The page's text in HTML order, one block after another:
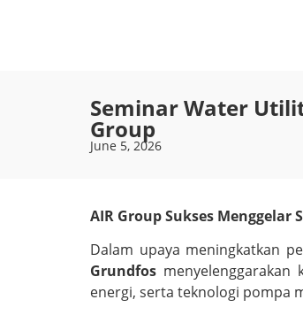
Seminar Water
Group
June 5, 2026
AIR Group Sukses
Dalam upaya meningkatkan
Grundfos menyelenggarakan
energi, serta teknologi pompa